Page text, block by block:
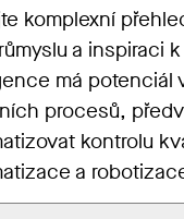
komplexní
a inspiraci
má potenciál
procesů,
kontrolu
a